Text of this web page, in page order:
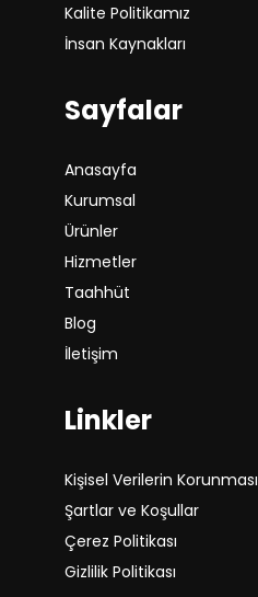
Kalite Politikamız
İnsan Kaynakları
Sayfalar
Anasayfa
Kurumsal
Ürünler
Hizmetler
Taahhüt
Blog
İletişim
Linkler
Kişisel Verilerin Korunması
Şartlar ve Koşullar
Çerez Politikası
Gizlilik Politikası